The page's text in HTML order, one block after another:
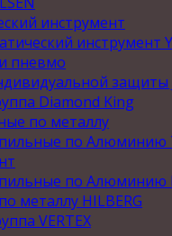
инструмент
инструмент
пневмо
защиты
Diamond King
по металлу
по Алюминию
по Алюминию
металлу HILBERG
VERTEX